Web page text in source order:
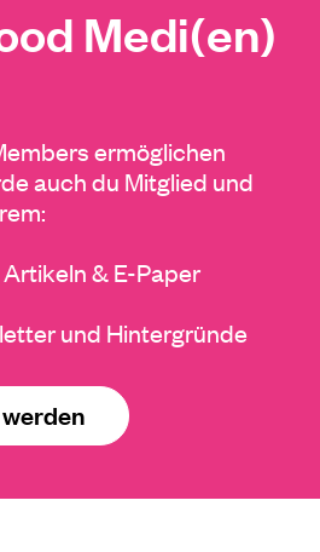
Medi(en)
ermöglichen
auch du Mitglied und
& E-Paper
und Hintergründe